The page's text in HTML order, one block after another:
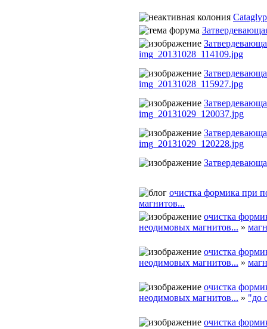
img_20131028_114109.jpg
img_20131028_115927.jpg
img_20131029_120037.jpg
img_20131029_120228.jpg
очистка формика при
магнитов...
очистка
неодимовых магнитов... »
очистка
неодимовых магнитов... »
очистка
неодимовых магнитов... » "до
очистка